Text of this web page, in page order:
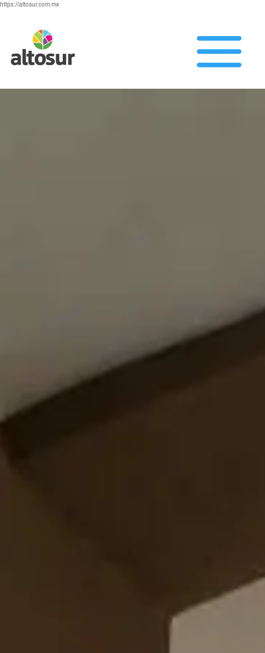
https://altosur.com.mx